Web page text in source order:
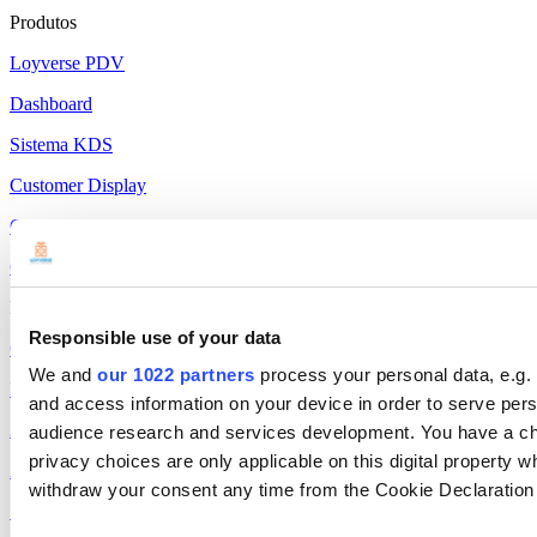
Responsible use of your data
We and our 1022 partners process your personal data,
and access information on your device in order to serve
audience research and services development. You have a
privacy choices are only applicable on this digital property
withdraw your consent any time from the Cookie
Produtos
Loyverse PDV
Dashboard
Sistema KDS
Customer Display
Controle de Estoque
Gestão de Funcionários
Recursos
Community
Media kit
App marketplace
API documentation